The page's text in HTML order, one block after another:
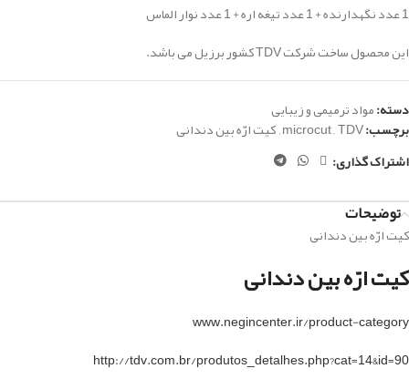
1 عدد نگهدارنده + 1 عدد تیغه اره + 1 عدد نوار الماس
این محصول ساخت شرکت TDV کشور برزیل می باشد.
دسته:مواد ترمیمی و زیبایی
برچسب: microcut,TDV
,کیت ارّه بین دندانی
اشتراک گذاری:
توضیحات
کیت ارّه بین دندانی
کیت ارّه بین دندانی
www.negincenter.ir/product-category
http://tdv.com.br/produtos_detalhes.php?cat=14&id=90